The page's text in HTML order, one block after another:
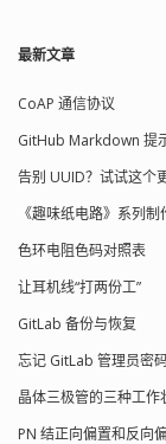
最新文章
CoAP 通信协议
GitHub Markdown 提
告别 UUID？试试这个
《趣味纸电路》系列制
色环电阻色码对照表
让耳机线“打两份工”
GitLab 备份与恢复
忘记 GitLab 管理员密
晶体三极管的三种工作
PN 结正向偏置和反向